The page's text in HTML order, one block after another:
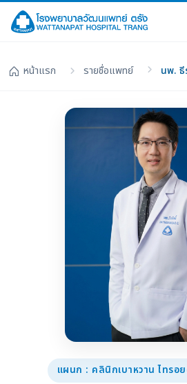
หน้าแรก รายชื่อแพทย์ นพ.
แผนก : คลินิกเบาหวาน ไทรอ